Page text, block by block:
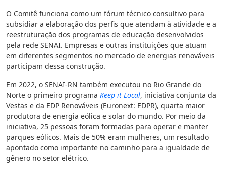
O Comitê funciona como um fórum técnico consultivo para
subsidiar a elaboração dos perfis que atendam à atividade e a
reestruturação dos programas de educação desenvolvidos
pela rede SENAI. Empresas e outras instituições que atuam
em diferentes segmentos no mercado de energias renováveis
participam dessa construção.
Em 2022, o SENAI-RN também executou no Rio Grande do
Norte o primeiro programa Keep it Local, iniciativa conjunta da
Vestas e da EDP Renováveis (Euronext: EDPR), quarta maior
produtora de energia eólica e solar do mundo. Por meio da
iniciativa, 25 pessoas foram formadas para operar e manter
parques eólicos. Mais de 50% eram mulheres, um resultado
apontado como importante no caminho para a igualdade de
gênero no setor elétrico.